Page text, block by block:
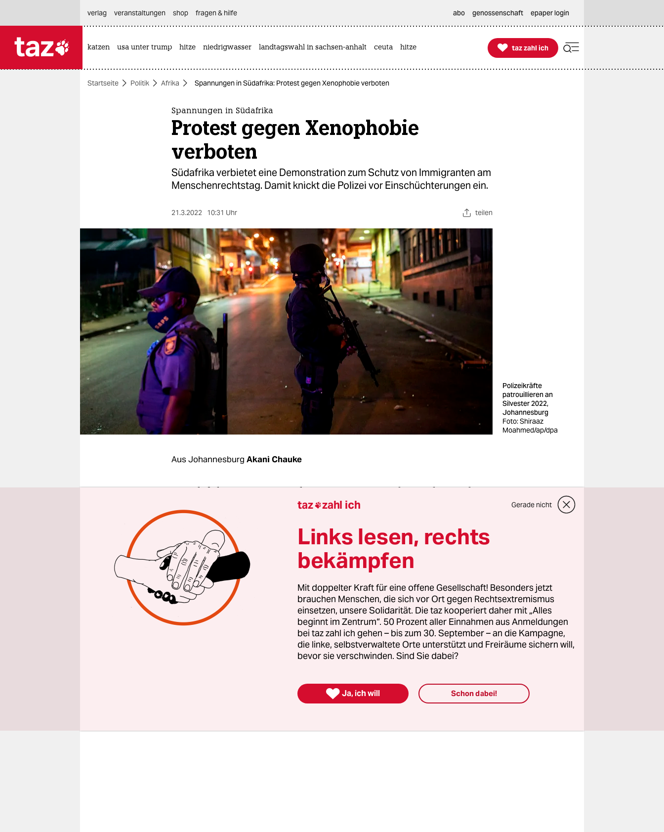
themen
nord
wahrheit
verlag
verlag
veranstaltungen
shop
unterstützen
abo
genossenschaft
verlag
veranstaltungen shop fragen & hilfe abo genossenschaft epaper login
katzen usa unter trump hitze niedrigwasser landtagswahl in sachsen-anhalt ceuta hitze 
taz zahl ich
taz zahl ich
Startseite Politik Afrika Spannungen in Südafrika: Protest gegen Xenophobie verboten
Spannungen in Südafrika
Protest gegen Xenophobie
verboten
Südafrika verbietet eine Demonstration zum Schutz von Immigranten am
Menschenrechtstag. Damit knickt die Polizei vor Einschüchterungen ein.
21.3.2022 10:31 Uhr teilen
Polizeikräfte
patrouillieren an
Silvester 2022,
Johannesburg
Foto: Shiraaz
Moahmed/ap/dpa
Aus Johannesburg Akani Chauke
In Südafrika steigen erneut dieSpannungen zwischen Einheimischen
aus anderen afrikanischen Ländern. Jüngster
Anlass ist ein Protestmarsch, den die Migrantenvereinigung KAAX
(Kopanang Africans Against Xenophobia) an Südafrikas
Menschenrechtstag am Montag geplant hatte. Die Demonstration
wurde am Freitag von der Johannesburger Polizeibehörde verboten.
Grund war, dass die ausländerfeindliche südafrikanische
Kampagnengruppe „Operation Dudula“ Einschüchterungsbotschaften
in Umlauf gebracht hatte, die „illegalen“ Migranten, die am KAAX-
Protest teilnehmen würden, Gewalt androhten und die Organisation
taz zahl ich Gerade nicht
Links lesen, rechts
bekämpfen
Mit doppelter Kraft für eine offene Gesellschaft! Besonders jetzt
brauchen Menschen, die sich vor Ort gegen Rechtsextremismus
einsetzen, unsere Solidarität. Die taz kooperiert daher mit „Alles
beginnt im Zentrum“. 50 Prozent aller Einnahmen aus Anmeldungen
bei taz zahl ich gehen – bis zum 30. September – an die Kampagne,
die linke, selbstverwaltete Orte unterstützt und Freiräume sichern will,
bevor sie verschwinden. Sind Sie dabei?
 Ja, ich will Schon dabei!